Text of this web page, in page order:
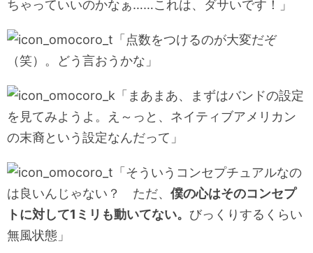
ちゃっていいのかなぁ……これは、ダサいです！」
「点数をつけるのが大変だぞ
（笑）。どう言おうかな」
「まあまあ、まずはバンドの設定
を見てみようよ。え～っと、ネイティブアメリカン
の末裔という設定なんだって」
「そういうコンセプチュアルなの
は良いんじゃない？ ただ、 僕の心はそのコンセプ
トに対して1ミリも動いてない。 びっくりするくらい
無風状態」